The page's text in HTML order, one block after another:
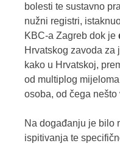
bolesti te sustavno
nužni registri,
KBC-a Zagreb dok je
Hrvatskog zavoda za
kako u Hrvatskoj,
od multiplog
osoba, od čega nešto
Na događanju je bilo
ispitivanja te